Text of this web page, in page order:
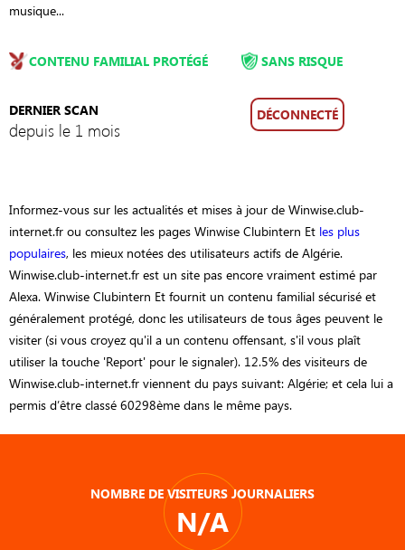
musique...
CONTENU FAMILIAL PROTÉGÉ
DERNIER SCAN
depuis le 1 mois
SANS RISQUE
DÉCONNECTÉ
Informez-vous sur les actualités et mises à jour de Winwise.club-
internet.fr ou consultez les pages Winwise Clubintern Et les plus
populaires, les mieux notées des utilisateurs actifs de Algérie.
Winwise.club-internet.fr est un site pas encore vraiment estimé par
Alexa. Winwise Clubintern Et fournit un contenu familial sécurisé et
généralement protégé, donc les utilisateurs de tous âges peuvent le
visiter (si vous croyez qu'il a un contenu offensant, s'il vous plaît
utiliser la touche 'Report' pour le signaler). 12.5% des visiteurs de
Winwise.club-internet.fr viennent du pays suivant: Algérie; et cela lui a
permis d’être classé 60298ème dans le même pays.
NOMBRE DE VISITEURS JOURNALIERS
N/A